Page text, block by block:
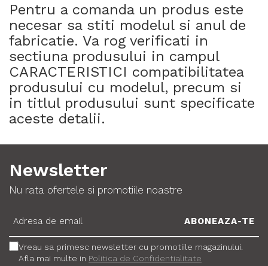
Pentru a comanda un produs este
necesar sa stiti modelul si anul de
fabricatie. Va rog verificati in
sectiuna produsului in campul
CARACTERISTICI compatibilitatea
produsului cu modelul, precum si
in titlul produsului sunt specificate
aceste detalii.
Newsletter
Nu rata ofertele si promotiile noastre
Vreau sa primesc newsletter cu promotiile magazinului.
Afla mai multe in Politica de Confidentialitate